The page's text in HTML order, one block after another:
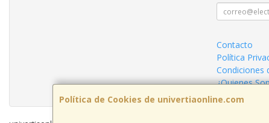
Política de Cookies de univertiaonline.com
Contacto
Política
Condiciones
¿Quienes